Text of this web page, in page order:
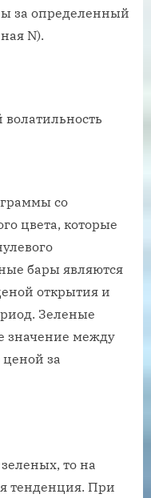
за определенный
N).
со
цвета, которые
бары являются
открытия и
Зеленые
значение между
за
то на
тенденция. При